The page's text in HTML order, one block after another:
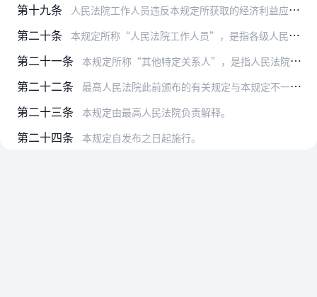
第十九条 人民法院工作人员违反本规定所获取的经济利益应当予以收缴；违反本规定所获取的其他利益应当依照法律或者有关规定予以纠正或者撤销。
第二十条 本规定所称“人民法院工作人员”，是指各级人民法院行政编制和事业编制内的工作人员。
第二十一条 本规定所称“其他特定关系人”，是指人民法院工作人员配偶、子女及其配偶之外的其他近亲属和具有密切关系的人。
第二十二条 最高人民法院此前颁布的有关规定与本规定不一致的，以本规定为准。
第二十三条 本规定由最高人民法院负责解释。
第二十四条 本规定自发布之日起施行。